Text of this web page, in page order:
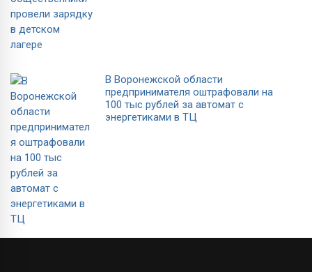
В Воронежской области
предпринимателя оштрафовали на
100 тыс рублей за автомат с
энергетиками в ТЦ